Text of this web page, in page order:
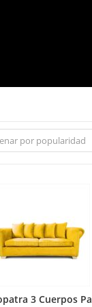
por popularidad
3 Cuerpos